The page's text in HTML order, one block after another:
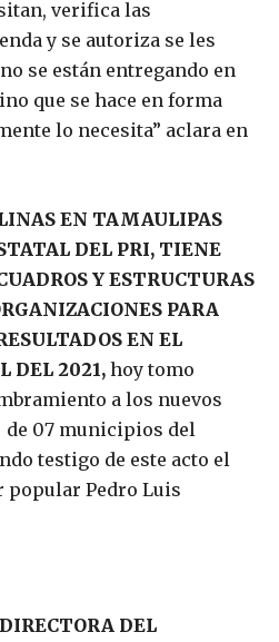
verifica las
y se autoriza se les
se están entregando en
que se hace en forma
lo necesita” aclara en
EN TAMAULIPAS
DEL PRI, TIENE
Y ESTRUCTURAS
PARA
EN EL
DEL 2021, hoy tomo
a los nuevos
de 07 municipios del
testigo de este acto el
popular Pedro Luis
DEL